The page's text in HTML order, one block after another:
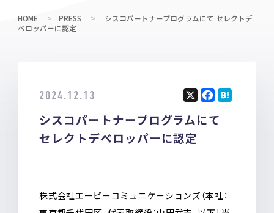
HOME PRESS
シスコパートナープログラムにて セレクトデ
ベロッパーに認定
2024.12.13
シスコパートナープログラムにて
セレクトデベロッパーに認定
a
k
at
株式会社エーピーコミュニケーションズ（本社：